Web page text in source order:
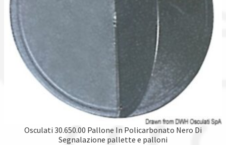
Osculati 30.650.00 Pallone In Policarbonato Nero Di
Segnalazione pallette e palloni